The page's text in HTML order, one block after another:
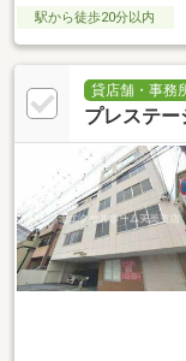
駅から徒歩20分以内
貸店舗・事務
プレステ